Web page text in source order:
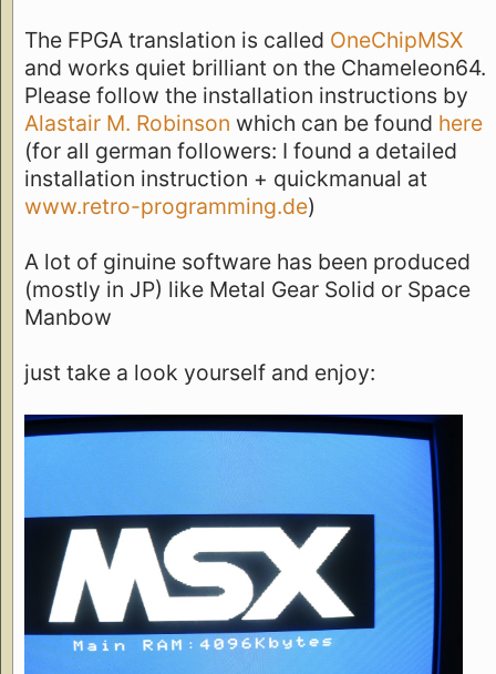
The FPGA translation is called OneChipMSX
and works quiet brilliant on the Chameleon64.
Please follow the installation instructions by
Alastair M. Robinson which can be found here
(for all german followers: I found a detailed
installation instruction + quickmanual at
www.retro-programming.de)
A lot of ginuine software has been produced
(mostly in JP) like Metal Gear Solid or Space
Manbow
just take a look yourself and enjoy: